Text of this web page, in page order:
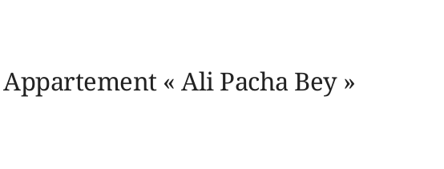
Appartement « Ali Pacha Bey »